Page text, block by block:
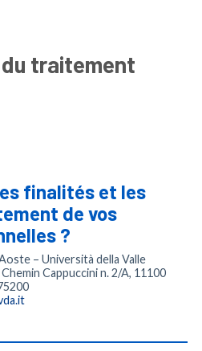
traitement
finalités et les
de vos
?
– Università della Valle
Cappuccini n. 2/A, 11100